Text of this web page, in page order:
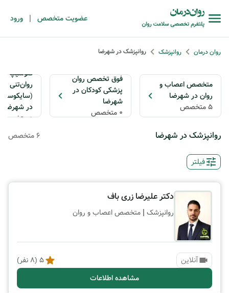
عضویت متخصص | ورود
روان درمان روانپزشک روانپزشک در شهرضا
متخصص اعصاب و
روان در شهرضا
5 متخصص
فوق تخصص روان
پزشکی کودکان در
شهرضا
0 متخصص
فلوشیپ
روان‌تنی
در شهرضا
0 متخصص
روانپزشک در شهرضا 6 متخصص
فیلتر
دکتر علیرضا زری باف
روانپزشک | متخصص اعصاب و روان
آنلاین 5
(
8 نفر)
مشاهده اطلاعات